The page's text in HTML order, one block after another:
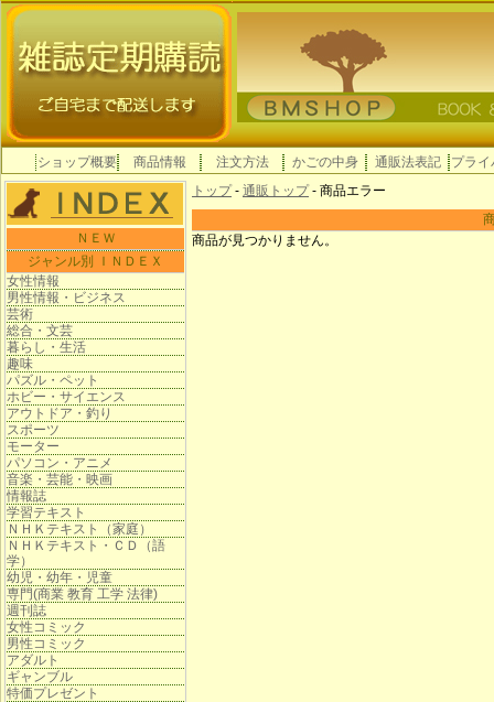
ショップ概要 商品情報 注文方法 かごの中身 通販法表記 プライ
ＮＥＷ
ジャンル別 ＩＮＤＥＸ
女性情報
男性情報・ビジネス
芸術
総合・文芸
暮らし・生活
趣味
パズル・ペット
ホビー・サイエンス
アウトドア・釣り
スポーツ
モーター
パソコン・アニメ
音楽・芸能・映画
情報誌
学習テキスト
ＮＨＫテキスト（家庭）
ＮＨＫテキスト・ＣＤ（語
学）
幼児・幼年・児童
専門(商業 教育 工学 法律)
週刊誌
女性コミック
男性コミック
アダルト
ギャンブル
特価プレゼント
トップ- 通販トップ- 商品エラー
商品が見つかりません。